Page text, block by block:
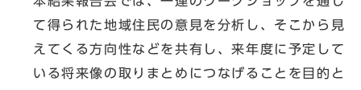
て得られた地域住民の意見を分析し、そこから見
えてくる方向性などを共有し、来年度に予定して
いる将来像の取りまとめにつなげることを目的と